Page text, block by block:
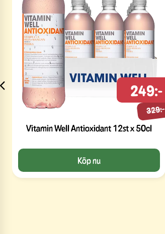
Vitamin Well Antioxidant 12st x 50cl
329:-
249:-
Köp nu